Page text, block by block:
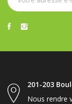
201-203
Nous rendre